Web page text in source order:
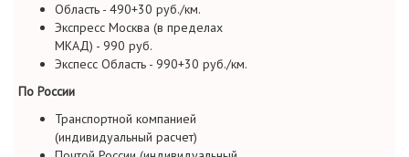
Область - 490+30 руб./км.
Экспресс Москва (в пределах
МКАД) - 990 руб.
Экспесс Область - 990+30 руб./км.
По России
Транспортной компанией
(индивидуальный расчет)